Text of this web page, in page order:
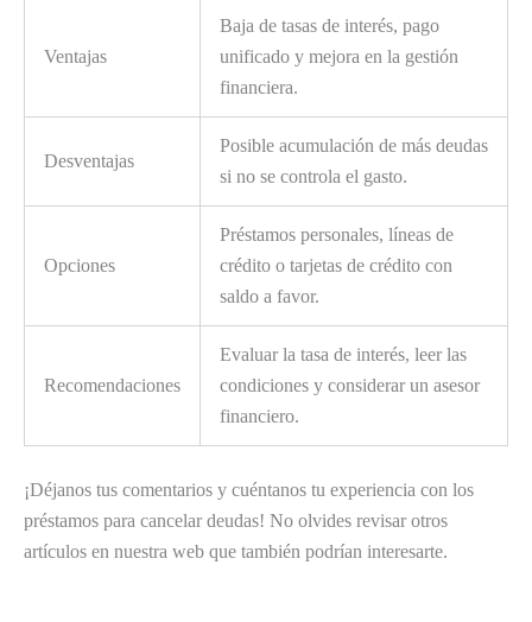
Ventajas
Baja de tasas de interés, pago
unificado y mejora en la gestión
financiera.
Desventajas
Posible acumulación de más deudas
si no se controla el gasto.
Opciones
Préstamos personales, líneas de
crédito o tarjetas de crédito con
saldo a favor.
Recomendaciones
Evaluar la tasa de interés, leer las
condiciones y considerar un asesor
financiero.
¡Déjanos tus comentarios y cuéntanos tu experiencia con los
préstamos para cancelar deudas! No olvides revisar otros
artículos en nuestra web que también podrían interesarte.